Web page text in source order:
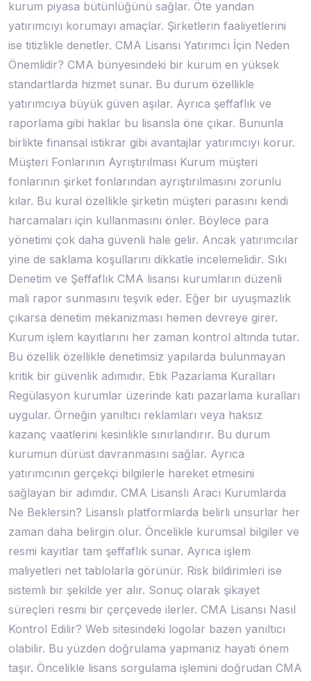
kurum piyasa bütünlüğünü sağlar. Öte yandan
yatırımcıyı korumayı amaçlar. Şirketlerin faaliyetlerini
ise titizlikle denetler. CMA Lisansı Yatırımcı İçin Neden
Önemlidir? CMA bünyesindeki bir kurum en yüksek
standartlarda hizmet sunar. Bu durum özellikle
yatırımcıya büyük güven aşılar. Ayrıca şeffaflık ve
raporlama gibi haklar bu lisansla öne çıkar. Bununla
birlikte finansal istikrar gibi avantajlar yatırımcıyı korur.
Müşteri Fonlarının Ayrıştırılması Kurum müşteri
fonlarının şirket fonlarından ayrıştırılmasını zorunlu
kılar. Bu kural özellikle şirketin müşteri parasını kendi
harcamaları için kullanmasını önler. Böylece para
yönetimi çok daha güvenli hale gelir. Ancak yatırımcılar
yine de saklama koşullarını dikkatle incelemelidir. Sıkı
Denetim ve Şeffaflık CMA lisansı kurumların düzenli
mali rapor sunmasını teşvik eder. Eğer bir uyuşmazlık
çıkarsa denetim mekanizması hemen devreye girer.
Kurum işlem kayıtlarını her zaman kontrol altında tutar.
Bu özellik özellikle denetimsiz yapılarda bulunmayan
kritik bir güvenlik adımıdır. Etik Pazarlama Kuralları
Regülasyon kurumlar üzerinde katı pazarlama kuralları
uygular. Örneğin yanıltıcı reklamları veya haksız
kazanç vaatlerini kesinlikle sınırlandırır. Bu durum
kurumun dürüst davranmasını sağlar. Ayrıca
yatırımcının gerçekçi bilgilerle hareket etmesini
sağlayan bir adımdır. CMA Lisanslı Aracı Kurumlarda
Ne Beklersin? Lisanslı platformlarda belirli unsurlar her
zaman daha belirgin olur. Öncelikle kurumsal bilgiler ve
resmi kayıtlar tam şeffaflık sunar. Ayrıca işlem
maliyetleri net tablolarla görünür. Risk bildirimleri ise
sistemli bir şekilde yer alır. Sonuç olarak şikayet
süreçleri resmi bir çerçevede ilerler. CMA Lisansı Nasıl
Kontrol Edilir? Web sitesindeki logolar bazen yanıltıcı
olabilir. Bu yüzden doğrulama yapmanız hayati önem
taşır. Öncelikle lisans sorgulama işlemini doğrudan CMA